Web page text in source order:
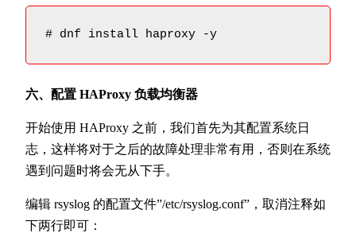
# dnf install haproxy -y
六、配置 HAProxy 负载均衡器
开始使用 HAProxy 之前，我们首先为其配置系统日
志，这样将对于之后的故障处理非常有用，否则在系统
遇到问题时将会无从下手。
编辑 rsyslog 的配置文件”/etc/rsyslog.conf”，取消注释如
下两行即可：